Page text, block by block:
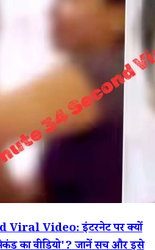
Video: इंटरनेट पर क्यों